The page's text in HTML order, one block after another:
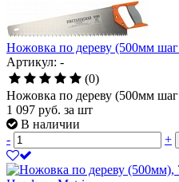
Ножовка по дереву (500мм
Артикул: -
(0)
Ножовка по дереву (500мм
1 097 руб. за шт
В наличии
-
+